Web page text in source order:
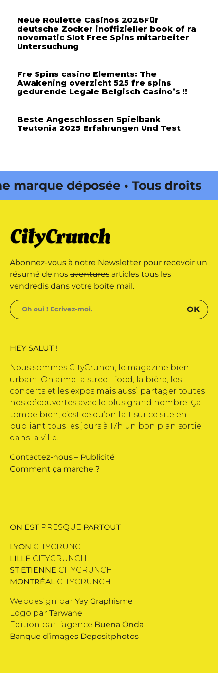
Neue Roulette Casinos 2026Für
deutsche Zocker inoffizieller book of ra
novomatic Slot Free Spins mitarbeiter
Untersuchung
Fre Spins casino Elements: The
Awakening overzicht 525 fre spins
gedurende Legale Belgisch Casino’s !!
Beste Angeschlossen Spielbank
Teutonia 2025 Erfahrungen Und Test
déposée • Tous droits
déposée • Tous droits
par Buena Onda Web •
Abonnez-vous à notre Newsletter pour recevoir un
résumé de nos aventures articles tous les
vendredis dans votre boite mail.
HEY SALUT !
Nous sommes CityCrunch, le magazine bien
urbain. On aime la street-food, la bière, les
concerts et les expos mais aussi partager toutes
nos découvertes avec le plus grand nombre. Ça
tombe bien, c’est ce qu’on fait sur ce site en
publiant tous les jours à 17h un bon plan sortie
dans la ville.
Contactez-nous – Publicité
Comment ça marche ?
ON EST PRESQUE PARTOUT
LYON CITYCRUNCH
LILLE CITYCRUNCH
ST ETIENNE CITYCRUNCH
MONTRÉALCITYCRUNCH
Webdesign par Yay Graphisme
Logo par Tarwane
Edition par l’agence Buena Onda
Banque d’images Depositphotos